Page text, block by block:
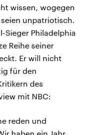
wissen, wogegen
unpatriotisch.
Sieger Philadelphia
Reihe seiner
Er will nicht
für den
des
mit NBC:
reden und